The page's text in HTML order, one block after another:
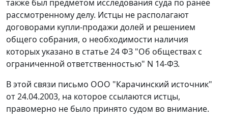
также был предметом исследования суда по ранее
рассмотренному делу. Истцы не располагают
договорами купли-продажи долей и решением
общего собрания, о необходимости наличия
которых указано в статье 24ФЗ "Об обществах с
ограниченной ответственностью" N 14-ФЗ.
В этой связи письмо ООО "Карачинский источник"
от 24.04.2003, на которое ссылаются истцы,
правомерно не было принято судом во внимание.